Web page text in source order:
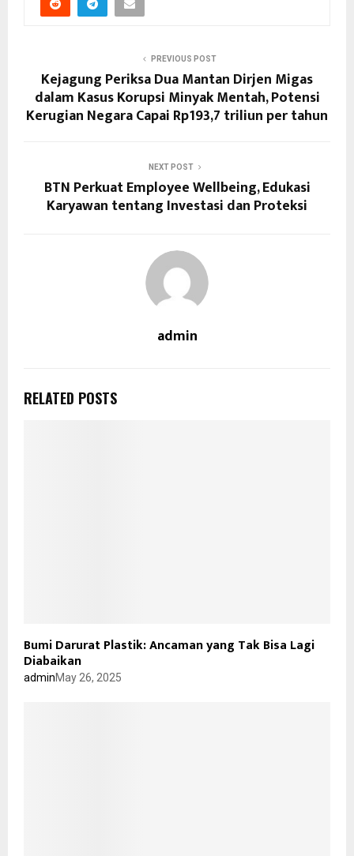
PREVIOUS POST
Kejagung Periksa Dua Mantan Dirjen Migas
dalam Kasus Korupsi Minyak Mentah, Potensi
Kerugian Negara Capai Rp193,7 triliun per tahun
NEXT POST
BTN Perkuat Employee Wellbeing, Edukasi
Karyawan tentang Investasi dan Proteksi
admin
RELATED POSTS
Bumi Darurat Plastik: Ancaman yang Tak Bisa Lagi
Diabaikan
adminMay 26, 2025